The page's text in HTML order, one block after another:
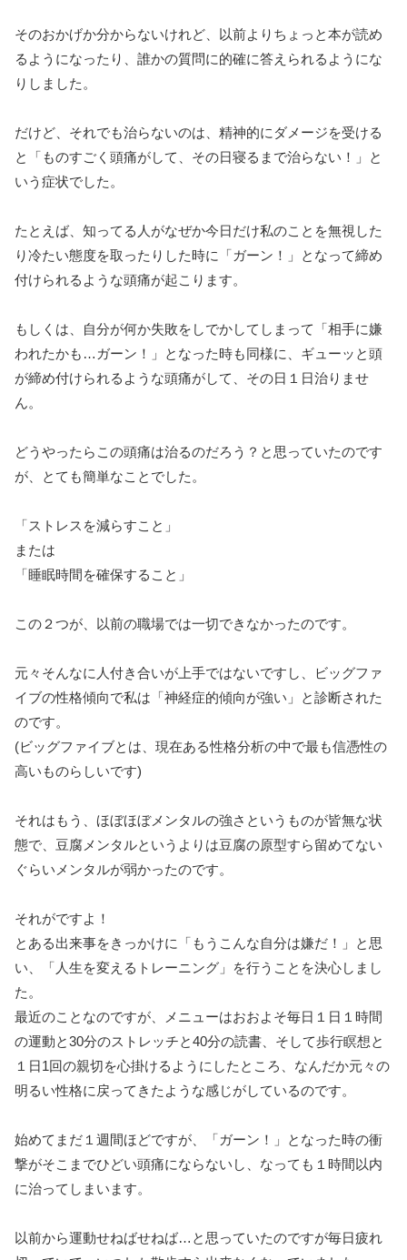
そのおかげか分からないけれど、以前よりちょっと本が読め
るようになったり、誰かの質問に的確に答えられるようにな
りしました。
だけど、それでも治らないのは、精神的にダメージを受ける
と「ものすごく頭痛がして、その日寝るまで治らない！」と
いう症状でした。
たとえば、知ってる人がなぜか今日だけ私のことを無視した
り冷たい態度を取ったりした時に「ガーン！」となって締め
付けられるような頭痛が起こります。
もしくは、自分が何か失敗をしでかしてしまって「相手に嫌
われたかも…ガーン！」となった時も同様に、ギューッと頭
が締め付けられるような頭痛がして、その日１日治りませ
ん。
どうやったらこの頭痛は治るのだろう？と思っていたのです
が、とても簡単なことでした。
「ストレスを減らすこと」
または
「睡眠時間を確保すること」
この２つが、以前の職場では一切できなかったのです。
元々そんなに人付き合いが上手ではないですし、ビッグファ
イブの性格傾向で私は「神経症的傾向が強い」と診断された
のです。
(ビッグファイブとは、現在ある性格分析の中で最も信憑性の
高いものらしいです)
それはもう、ほぼほぼメンタルの強さというものが皆無な状
態で、豆腐メンタルというよりは豆腐の原型すら留めてない
ぐらいメンタルが弱かったのです。
それがですよ！
とある出来事をきっかけに「もうこんな自分は嫌だ！」と思
い、「人生を変えるトレーニング」を行うことを決心しまし
た。
最近のことなのですが、メニューはおおよそ毎日１日１時間
の運動と30分のストレッチと40分の読書、そして歩行瞑想と
１日1回の親切を心掛けるようにしたところ、なんだか元々の
明るい性格に戻ってきたような感じがしているのです。
始めてまだ１週間ほどですが、「ガーン！」となった時の衝
撃がそこまでひどい頭痛にならないし、なっても１時間以内
に治ってしまいます。
以前から運動せねばせねば…と思っていたのですが毎日疲れ